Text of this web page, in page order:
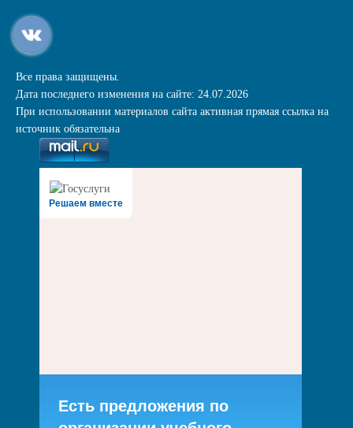
Все права защищены.
Дата последнего изменения на сайте: 24.07.2026
При использовании материалов сайта активная прямая ссылка на
источник обязательна
Решаем вместе
Есть предложения по